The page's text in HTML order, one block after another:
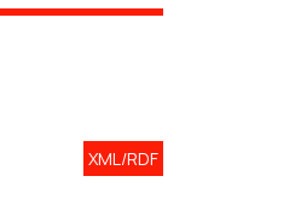
XML/RDF